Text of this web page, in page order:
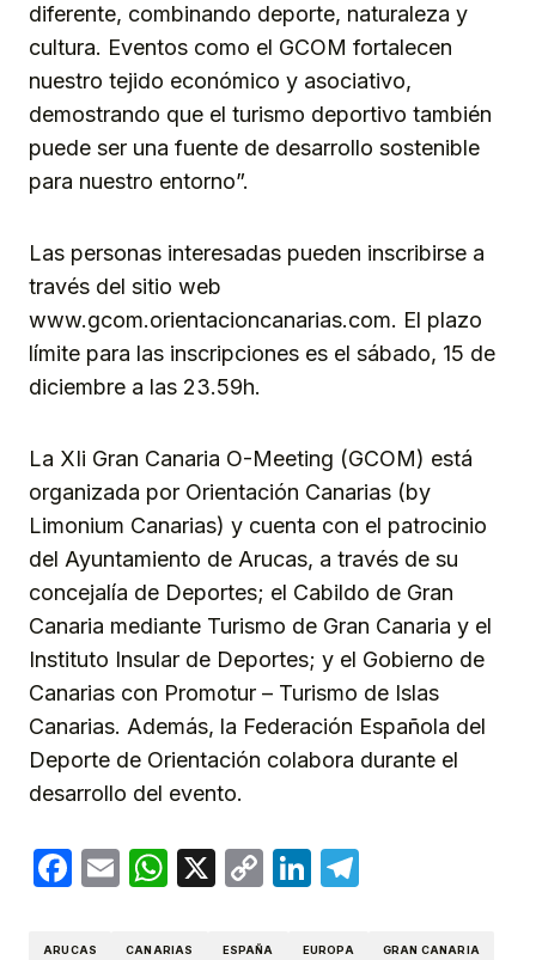
diferente, combinando deporte, naturaleza y
cultura. Eventos como el GCOM fortalecen
nuestro tejido económico y asociativo,
demostrando que el turismo deportivo también
puede ser una fuente de desarrollo sostenible
para nuestro entorno”.
Las personas interesadas pueden inscribirse a
través del sitio web
www.gcom.orientacioncanarias.com. El plazo
límite para las inscripciones es el sábado, 15 de
diciembre a las 23.59h.
La XIi Gran Canaria O-Meeting (GCOM) está
organizada por Orientación Canarias (by
Limonium Canarias) y cuenta con el patrocinio
del Ayuntamiento de Arucas, a través de su
concejalía de Deportes; el Cabildo de Gran
Canaria mediante Turismo de Gran Canaria y el
Instituto Insular de Deportes; y el Gobierno de
Canarias con Promotur – Turismo de Islas
Canarias. Además, la Federación Española del
Deporte de Orientación colabora durante el
desarrollo del evento.
Facebook
EmailWhatsApp
X
CopyLinkedIn
ARUCAS CANARIAS ESPAÑA EUROPA GRAN CANARIA